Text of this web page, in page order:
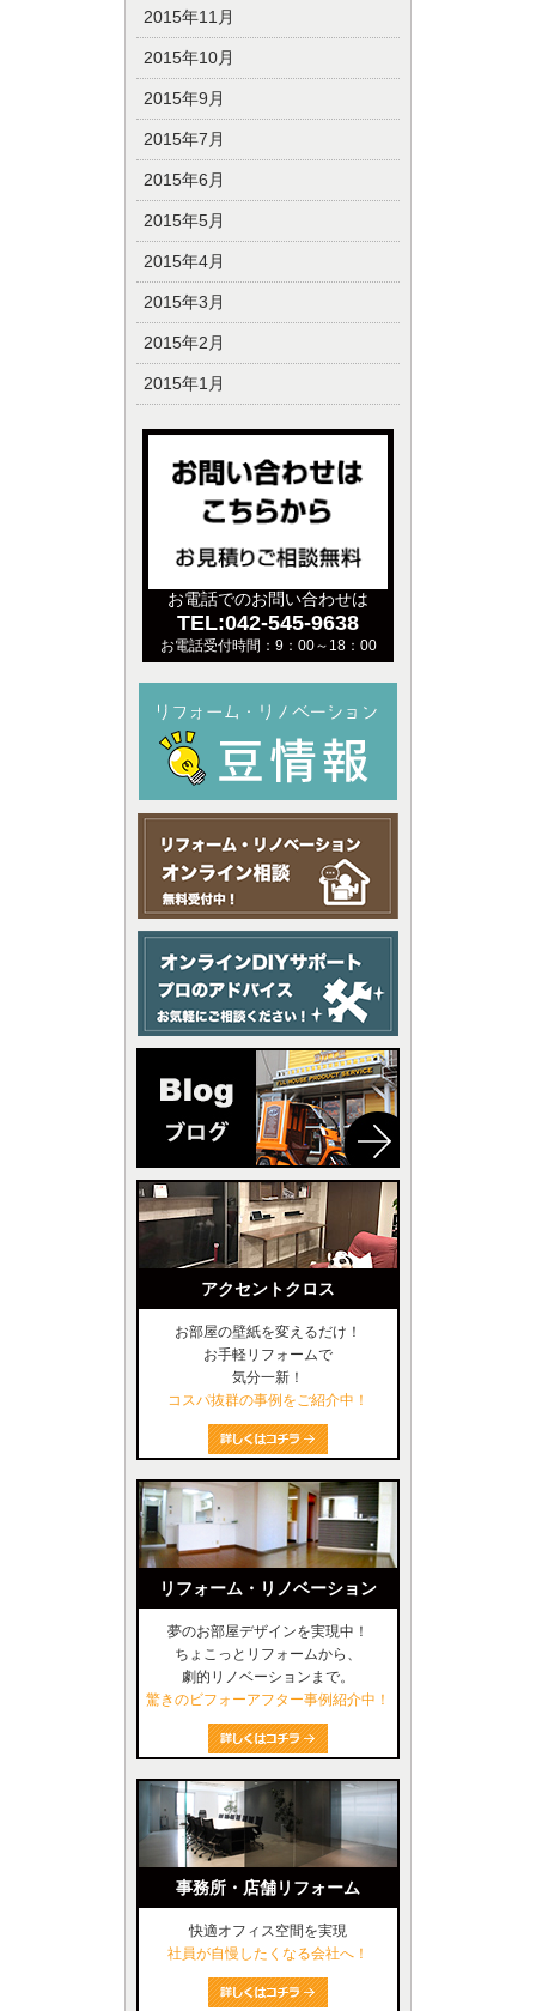
2015年11月
2015年10月
2015年9月
2015年7月
2015年6月
2015年5月
2015年4月
2015年3月
2015年2月
2015年1月
お電話でのお問い合わせは
TEL:042-545-9638
お電話受付時間：9：00～18：00
アクセントクロス
お部屋の壁紙を変えるだけ！
お手軽リフォームで
気分一新！
コスパ抜群の事例をご紹介中！
リフォーム・リノベーション
夢のお部屋デザインを実現中！
ちょこっとリフォームから、
劇的リノベーションまで。
驚きのビフォーアフター事例紹介中！
事務所・店舗リフォーム
快適オフィス空間を実現
社員が自慢したくなる会社へ！